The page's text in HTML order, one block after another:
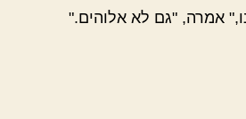
אמרה, "גם לא אלוהים."